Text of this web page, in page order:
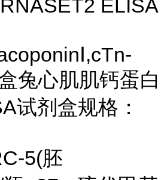
ELISA
兔心肌肌钙蛋白
试剂盒规格：
5(胚